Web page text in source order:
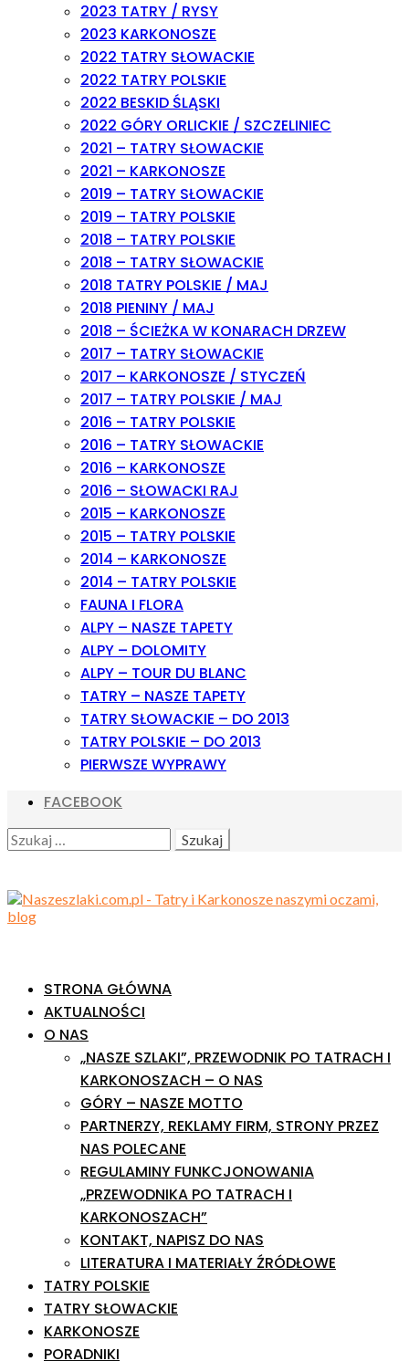
2023 TATRY / RYSY
2023 KARKONOSZE
2022 TATRY SŁOWACKIE
2022 TATRY POLSKIE
2022 BESKID ŚLĄSKI
2022 GÓRY ORLICKIE / SZCZELINIEC
2021 – TATRY SŁOWACKIE
2021 – KARKONOSZE
2019 – TATRY SŁOWACKIE
2019 – TATRY POLSKIE
2018 – TATRY POLSKIE
2018 – TATRY SŁOWACKIE
2018 TATRY POLSKIE / MAJ
2018 PIENINY / MAJ
2018 – ŚCIEŻKA W KONARACH DRZEW
2017 – TATRY SŁOWACKIE
2017 – KARKONOSZE / STYCZEŃ
2017 – TATRY POLSKIE / MAJ
2016 – TATRY POLSKIE
2016 – TATRY SŁOWACKIE
2016 – KARKONOSZE
2016 – SŁOWACKI RAJ
2015 – KARKONOSZE
2015 – TATRY POLSKIE
2014 – KARKONOSZE
2014 – TATRY POLSKIE
FAUNA I FLORA
ALPY – NASZE TAPETY
ALPY – DOLOMITY
ALPY – TOUR DU BLANC
TATRY – NASZE TAPETY
TATRY SŁOWACKIE – DO 2013
TATRY POLSKIE – DO 2013
PIERWSZE WYPRAWY
FACEBOOK
SEARCH
SZUKAJ:
STRONA GŁÓWNA
AKTUALNOŚCI
O NAS
„NASZE SZLAKI”, PRZEWODNIK PO TATRACH I
KARKONOSZACH – O NAS
GÓRY – NASZE MOTTO
PARTNERZY, REKLAMY FIRM, STRONY PRZEZ
NAS POLECANE
REGULAMINY FUNKCJONOWANIA
„PRZEWODNIKA PO TATRACH I
KARKONOSZACH”
KONTAKT, NAPISZ DO NAS
LITERATURA I MATERIAŁY ŹRÓDŁOWE
TATRY POLSKIE
TATRY SŁOWACKIE
KARKONOSZE
PORADNIKI